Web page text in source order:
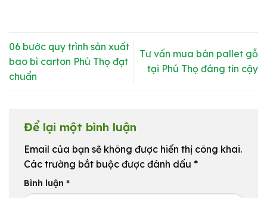
06 bước quy trình sản xuất
bao bì carton Phú Thọ đạt
chuẩn
Tư vấn mua bán pallet gỗ
tại Phú Thọ đáng tin cậy
Để lại một bình luận
Email của bạn sẽ không được hiển thị công khai.
Các trường bắt buộc được đánh dấu *
Bình luận *